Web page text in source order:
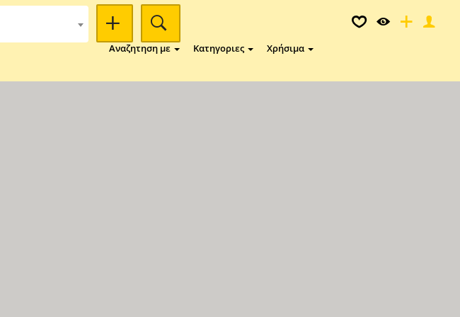
Αναζητηση με Κατηγοριες Χρήσιμα